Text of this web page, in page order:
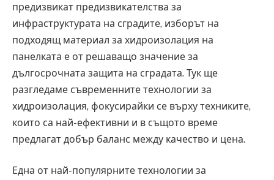
предизвикат предизвикателства за
инфраструктурата на сградите, изборът на
подходящ материал за хидроизолация на
панелката е от решаващо значение за
дългосрочната защита на сградата. Тук ще
разгледаме съвременните технологии за
хидроизолация, фокусирайки се върху техниките,
които са най-ефективни и в същото време
предлагат добър баланс между качество и цена.
Една от най-популярните технологии за